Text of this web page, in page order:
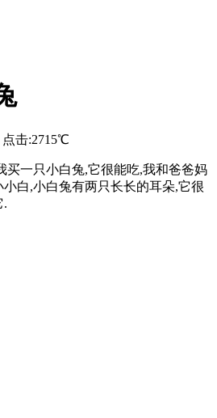
点击:2715℃
一只小白兔,它很能吃,我和爸爸妈
白,小白兔有两只长长的耳朵,它很
.